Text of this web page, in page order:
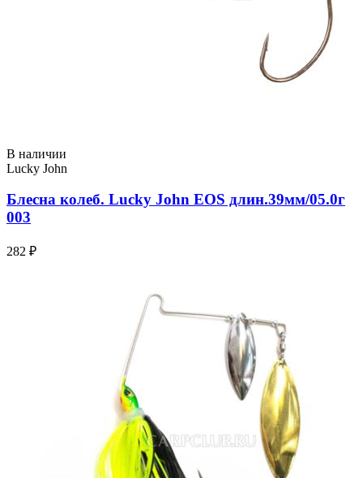
В наличии
Lucky John
Блесна колеб. Lucky John EOS длин.39мм/05.0г
003
282 ₽